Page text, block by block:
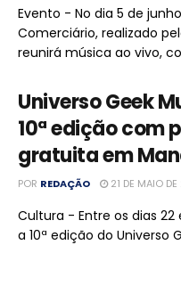
Evento - No dia 5 de
Comerciário, realizado
reunirá música ao vivo,
Universo Geek
10ª edição com
gratuita em
POR REDAÇÃO 21 DE MAIO
Cultura - Entre os dias
a 10ª edição do Universo